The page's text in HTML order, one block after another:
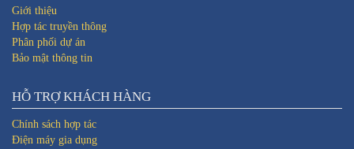
Giới thiệu
Hợp tác truyền thông
Phân phối dự án
Bảo mật thông tin
HỖ TRỢ KHÁCH HÀNG
Chính sách hợp tác
Điện máy gia dụng